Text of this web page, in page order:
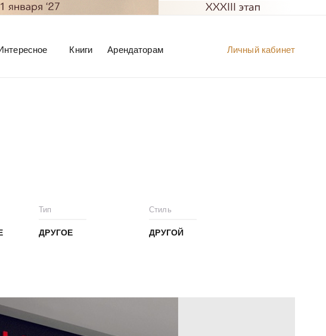
Личный кабинет
Книги Арендаторам
Тип
ДРУГОЕ
Стиль
ДРУГОЙ